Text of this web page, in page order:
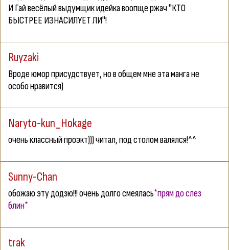
И Гай весёлый выдумщик идейка воопще ржач "КТО
БЫСТРЕЕ ИЗНАСИЛУЕТ ЛИ"!
Ruyzaki
Вроде юмор присудствует, но в общем мне эта манга не
особо нравится)
Naryto-kun_Hokage
очень классный проэкт))) читал, под столом валялся!^^
Sunny-Chan
обожаю эту додзю!!! очень долго смеялась*прям до слез
блин*
trak